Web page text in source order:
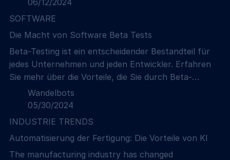
06/12/2024
SOFTWARE
Die Macht von Software Beta Tests
Beta-Testing ist ein entscheidender Bestandteil für
jedes Unternehmen und jeden Entwickler. Erfahren
Sie mehr über die Vorteile, die Sie durch Beta-
Testing erzielen können.
Wandelbots
05/30/2024
INDUSTRIE TRENDS
Automatisierung der Fertigung: Die Vorteile von KI
The manufacturing industry has changed